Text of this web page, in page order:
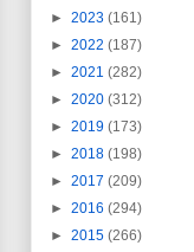
► 2023 (161)
► 2022 (187)
► 2021 (282)
► 2020 (312)
► 2019 (173)
► 2018 (198)
► 2017 (209)
► 2016 (294)
► 2015 (266)